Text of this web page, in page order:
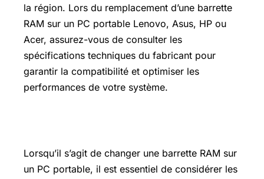
la région. Lors du remplacement d’une barrette
RAM sur un PC portable Lenovo, Asus, HP ou
Acer, assurez-vous de consulter les
spécifications techniques du fabricant pour
garantir la compatibilité et optimiser les
performances de votre système.
Lorsqu’il s’agit de changer une barrette RAM sur
un PC portable, il est essentiel de considérer les